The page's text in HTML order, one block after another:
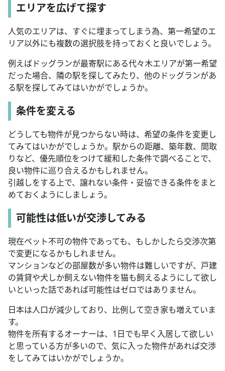
エリアを広げて探す
人気のエリアは、すぐに埋まってしまう為、第一希望のエ
リア以外にも複数の選択肢を持っておくと良いでしょう。
例えばドッグランが最寄駅にある代々木エリアが第一希望
だった場合、隣の駅を探してみたり、他のドッグランがあ
る駅を探してみてはいかがでしょうか。
条件を変える
どうしても物件が見つからない時は、希望の条件を変更し
てみてはいかがでしょうか。駅からの距離、築年数、間取
りなど、優先順位をつけて緩和した条件で調べることで、
良い物件に巡り合えるかもしれません。
引越しをする上で、譲れない条件・妥協できる条件をまと
めておくようにしましょう。
可能性は低いが交渉してみる
現在ペット不可の物件であっても、もしかしたら交渉次第
で変更になるかもしれません。
マンションなどの部屋数が多い物件は難しいですが、戸建
の賃貸や犬しか飼えない物件を猫も飼えるようにして欲し
いといった話であれば可能性はゼロではありません。
日本は人口が減少しており、比例して空き家も増えていま
す。
物件を所有するオーナーは、1日でも早く入居して欲しい
と思っている方が多いので、気に入った物件があれば交渉
をしてみてはいかがでしょうか。